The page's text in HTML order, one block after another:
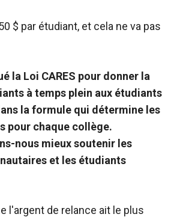
$ par étudiant, et cela ne va pas
la Loi CARES pour donner la
à temps plein aux étudiants
la formule qui détermine les
pour chaque collège.
nous mieux soutenir les
et les étudiants
l'argent de relance ait le plus